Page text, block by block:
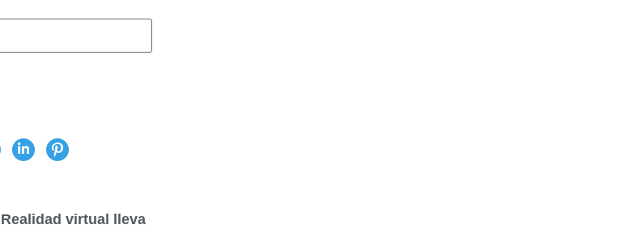
Realidad virtual lleva